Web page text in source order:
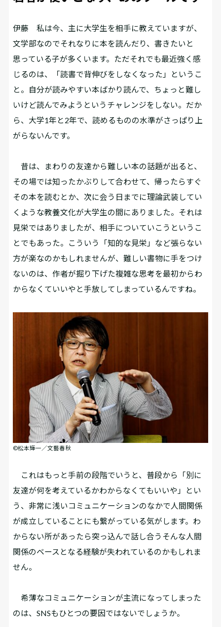
伊藤 私は今、主に大学生を相手に教えていますが、
文学部なのでそれなりに本を読んだり、書きたいと
思っている子が多くいます。ただそれでも最近強く感
じるのは、「読書で背伸びをしなくなった」というこ
と。自分が読みやすい本ばかり読んで、ちょっと難し
いけど読んでみようというチャレンジをしない。だか
ら、大学1年と2年で、読めるものの水準がさっぱり上
がらないんです。
昔は、まわりの友達から難しい本の話題が出ると、
その場では知ったかぶりして合わせて、帰ったらすぐ
その本を読むとか、次に会う日までに理論武装してい
くような教養文化が大学生の間にありました。それは
見栄ではありましたが、相手についていこうというこ
とでもあった。こういう「知的な見栄」など張らない
方が楽なのかもしれませんが、難しい書物に手をつけ
ないのは、作者が掘り下げた複雑な思考を最初からわ
からなくていいやと手放してしまっているんですね。
©松本輝一／文藝春秋
これはもっと手前の段階でいうと、普段から「別に
友達が何を考えているかわからなくてもいいや」とい
う、非常に浅いコミュニケーションのなかで人間関係
が成立していることにも繋がっている気がします。わ
からない所があったら突っ込んで話し合う――そんな人間
関係のベースとなる経験が失われているのかもしれま
せん。
希薄なコミュニケーションが主流になってしまった
のは、SNSもひとつの要因ではないでしょうか。